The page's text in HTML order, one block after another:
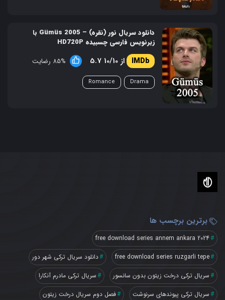
دانلود سریال نور (نقره) – Gümüs 2005 با
زیرنویس فارسی چسبیده HD720P
5.7 از 10/10 85% رضایت
Drama
Romance
برترین برچسب ها
free download series annem ankara 2024
free download series ruzgarli tepe
دانلود سریال ترکی شهر دور
سریال ترکی درخت زیتون بدون سانسور
سریال ترکی مادرم آنکارا
سریال ترکی پیوندهای سرنوشت
فصل دوم سریال درخت زیتون